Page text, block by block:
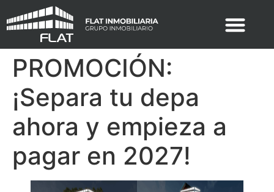
PROMOCIÓN:
¡Separa tu depa
ahora y empieza a
pagar en 2027!